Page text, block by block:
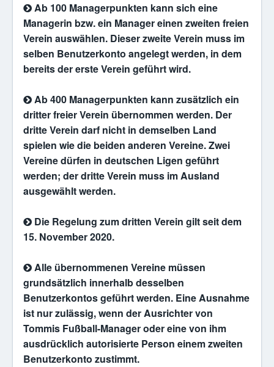
Ab 100 Managerpunkten kann sich eine
Managerin bzw. ein Manager einen zweiten freien
Verein auswählen. Dieser zweite Verein muss im
selben Benutzerkonto angelegt werden, in dem
bereits der erste Verein geführt wird.
Ab 400 Managerpunkten kann zusätzlich ein
dritter freier Verein übernommen werden. Der
dritte Verein darf nicht in demselben Land
spielen wie die beiden anderen Vereine. Zwei
Vereine dürfen in deutschen Ligen geführt
werden; der dritte Verein muss im Ausland
ausgewählt werden.
Die Regelung zum dritten Verein gilt seit dem
15. November 2020.
Alle übernommenen Vereine müssen
grundsätzlich innerhalb desselben
Benutzerkontos geführt werden. Eine Ausnahme
ist nur zulässig, wenn der Ausrichter von
Tommis Fußball-Manager oder eine von ihm
ausdrücklich autorisierte Person einem zweiten
Benutzerkonto zustimmt.